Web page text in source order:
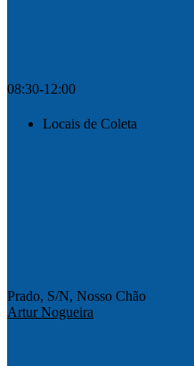
08:30-12:00
Locais de Coleta
Prado, S/N, Nosso Chão
Artur Nogueira